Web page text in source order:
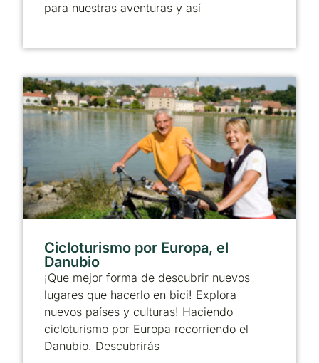
para nuestras aventuras y así
Cicloturismo por Europa, el
Danubio
¡Que mejor forma de descubrir nuevos
lugares que hacerlo en bici! Explora
nuevos países y culturas! Haciendo
cicloturismo por Europa recorriendo el
Danubio. Descubrirás